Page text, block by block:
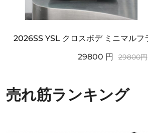
29800 円 29800円
売れ筋ランキング